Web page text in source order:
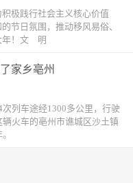
极践行社会主义核心价值
节日氛围，推动移风易俗、
年！文 明
家乡亳州
列车途经1300多公里，行驶
火车的亳州市谯城区沙土镇